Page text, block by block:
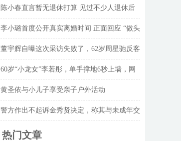
数月没有收入
陈小春直言暂无退休打算 见过不少人退休后
状态下滑
李小璐首度公开真实离婚时间 正面回应 “做头
发” 争议
董宇辉自曝这次采访失败了，62岁周星驰反客
为主，把他问懵了
60岁“小龙女”李若彤，单手撑地6秒上墙，网
友调侃“姑姑轻功了得”；医生急劝：这三类人
切勿盲目模仿
黄圣依与小儿子享受亲子户外活动
警方作出不起诉金秀贤决定，称其与未成年交
往不实
热门文章